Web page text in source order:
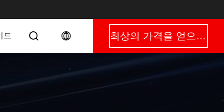
드 최상의 가격을 얻으세요